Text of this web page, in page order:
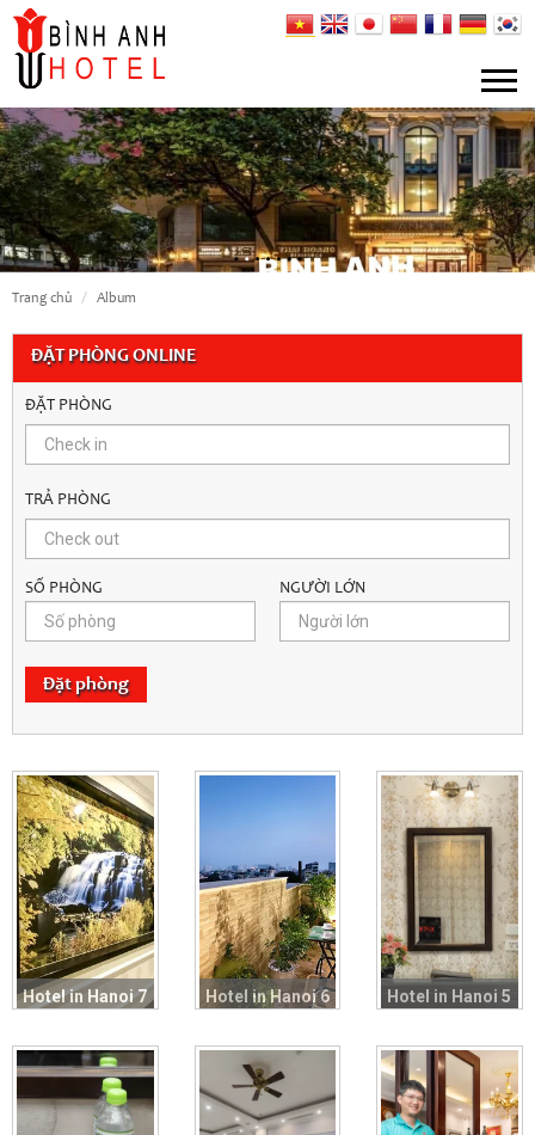
trang chủ album
ĐẶT PHÒNG ONLINE
ĐẶT PHÒNG
TRẢ PHÒNG
SỐ PHÒNG NGƯỜI LỚN
Đặt phòng
Hotel in Hanoi 7 Hotel in Hanoi 6 Hotel in Hanoi 5